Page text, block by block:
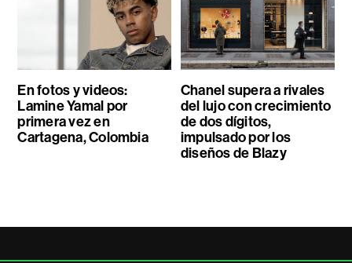
En fotos y videos:
Lamine Yamal por
primera vez en
Cartagena, Colombia
Chanel supera a rivales
del lujo con crecimiento
de dos dígitos,
impulsado por los
diseños de Blazy